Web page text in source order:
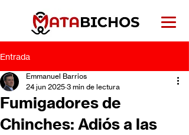
Entrada
Fumigadores de
Chinches: Adiós a las
Emmanuel Barrios
24 jun 2025 3 min de lectura